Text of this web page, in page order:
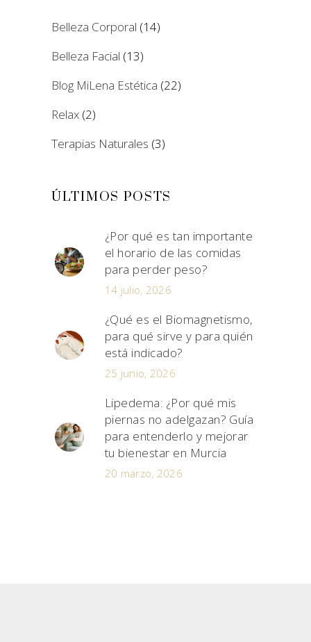
Belleza Corporal (14)
Belleza Facial (13)
Blog MiLena Estética (22)
Relax (2)
Terapias Naturales (3)
ÚLTIMOS POSTS
¿Por qué es tan importante
el horario de las comidas
para perder peso?
14 julio, 2026
¿Qué es el Biomagnetismo,
para qué sirve y para quién
está indicado?
25 junio, 2026
Lipedema: ¿Por qué mis
piernas no adelgazan? Guía
para entenderlo y mejorar
tu bienestar en Murcia
20 marzo, 2026